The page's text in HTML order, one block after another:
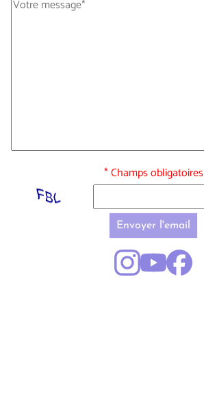
* Champs obligatoires
Envoyer l'email